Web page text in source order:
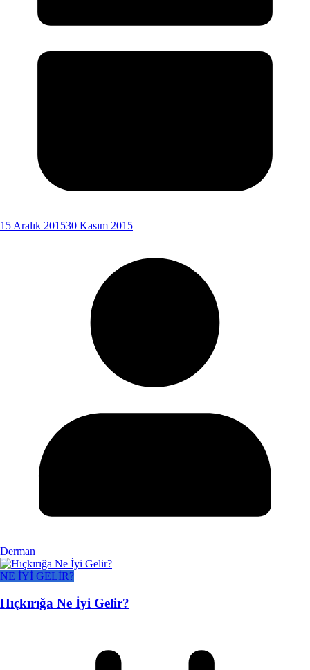
15 Aralık 201530 Kasım 2015
Derman
NE İYİ GELİR?
Hıçkırığa Ne İyi Gelir?